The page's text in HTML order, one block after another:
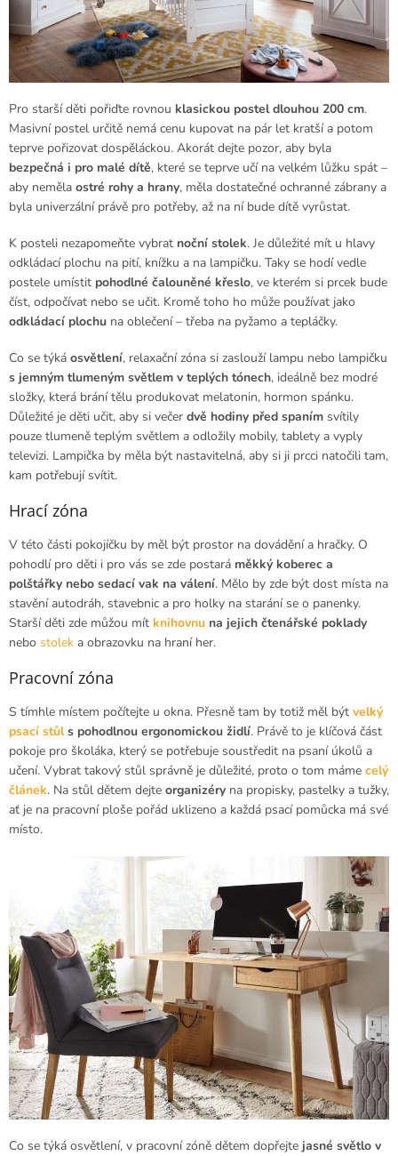
Pro starší děti pořiďte rovnou klasickou postel dlouhou 200 cm.
Masivní postel určitě nemá cenu kupovat na pár let kratší a potom
teprve pořizovat dospěláckou. Akorát dejte pozor, aby byla
bezpečná i pro malé dítě, které se teprve učí na velkém lůžku spát –
aby neměla ostré rohy a hrany, měla dostatečné ochranné zábrany a
byla univerzální právě pro potřeby, až na ní bude dítě vyrůstat.
K posteli nezapomeňte vybrat noční stolek. Je důležité mít u hlavy
odkládací plochu na pití, knížku a na lampičku. Taky se hodí vedle
postele umístit pohodlné čalouněné křeslo, ve kterém si prcek bude
číst, odpočívat nebo se učit. Kromě toho ho může používat jako
odkládací plochu na oblečení – třeba na pyžamo a tepláčky.
Co se týká osvětlení, relaxační zóna si zaslouží lampu nebo lampičku
s jemným tlumeným světlem v teplých tónech, ideálně bez modré
složky, která brání tělu produkovat melatonin, hormon spánku.
Důležité je děti učit, aby si večer dvě hodiny před spaním svítily
pouze tlumeně teplým světlem a odložily mobily, tablety a vyply
televizi. Lampička by měla být nastavitelná, aby si ji prcci natočili tam,
kam potřebují svítit.
Hrací zóna
V této části pokojíčku by měl být prostor na dovádění a hračky. O
pohodlí pro děti i pro vás se zde postará měkký koberec a
polštářky nebo sedací vak na válení. Mělo by zde být dost místa na
stavění autodráh, stavebnic a pro holky na starání se o panenky.
Starší děti zde můžou mít knihovnu na jejich čtenářské poklady
nebo stolek a obrazovku na hraní her.
Pracovní zóna
S tímhle místem počítejte u okna. Přesně tam by totiž měl být velký
psací stůls pohodlnou ergonomickou židlí. Právě to je klíčová část
pokoje pro školáka, který se potřebuje soustředit na psaní úkolů a
učení. Vybrat takový stůl správně je důležité, proto o tom máme celý
článek. Na stůl dětem dejte organizéry na propisky, pastelky a tužky,
ať je na pracovní ploše pořád uklizeno a každá psací pomůcka má své
místo.
Co se týká osvětlení, v pracovní zóně dětem dopřejte jasné světlo v